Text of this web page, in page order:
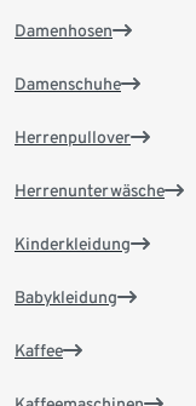
Damenhosen
Damenschuhe
Herrenpullover
Herrenunterwäsche
Kinderkleidung
Babykleidung
Kaffee